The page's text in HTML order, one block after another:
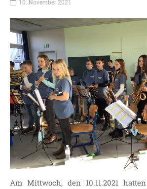
10. November 2021
Am Mittwoch, den 10.11.2021